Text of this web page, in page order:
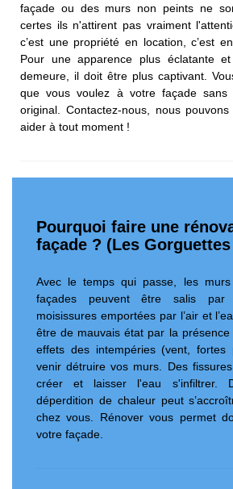
façade ou des murs non peints ne
certes ils n'attirent pas vraiment
c’est une propriété en location, c’est
Pour une apparence plus éclatante
demeure, il doit être plus captivant.
que vous voulez à votre façade
original. Contactez-nous, nous
aider à tout moment !
Pourquoi faire une
façade ? (Les Gorguettes
Avec le temps qui passe, les
façades peuvent être salis
moisissures emportées par l’air et
être de mauvais état par la
effets des intempéries (vent,
venir détruire vos murs. Des
créer et laisser l'eau s'infiltrer.
déperdition de chaleur peut
chez vous. Rénover vous permet
votre façade.